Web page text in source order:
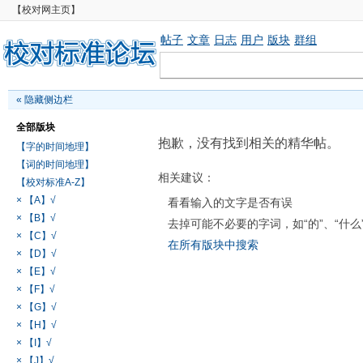
【校对网主页】
帖子 文章 日志 用户 版块 群组
« 隐藏侧边栏
全部版块
【字的时间地理】
【词的时间地理】
【校对标准A-Z】
× 【A】√
× 【B】√
× 【C】√
× 【D】√
× 【E】√
× 【F】√
× 【G】√
× 【H】√
× 【I】√
× 【J】√
抱歉，没有找到相关的精华帖。
相关建议：
看看输入的文字是否有误
去掉可能不必要的字词，如“的”、“什么
在所有版块中搜索